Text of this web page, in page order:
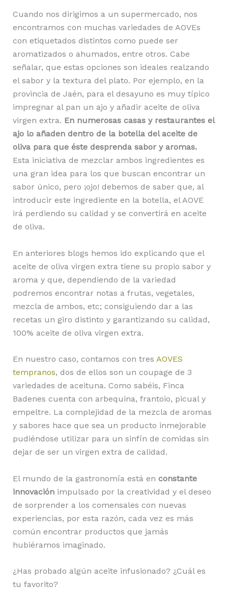
Cuando nos dirigimos a un supermercado, nos
encontramos con muchas variedades de AOVEs
con etiquetados distintos como puede ser
aromatizados o ahumados, entre otros. Cabe
señalar, que estas opciones son ideales realzando
el sabor y la textura del plato. Por ejemplo, en la
provincia de Jaén, para el desayuno es muy típico
impregnar al pan un ajo y añadir aceite de oliva
virgen extra. En numerosas casas y restaurantes el
ajo lo añaden dentro de la botella del aceite de
oliva para que éste desprenda sabor y aromas.
Esta iniciativa de mezclar ambos ingredientes es
una gran idea para los que buscan encontrar un
sabor único, pero ¡ojo! debemos de saber que, al
introducir este ingrediente en la botella, el AOVE
irá perdiendo su calidad y se convertirá en aceite
de oliva.
En anteriores blogs hemos ido explicando que el
aceite de oliva virgen extra tiene su propio sabor y
aroma y que, dependiendo de la variedad
podremos encontrar notas a frutas, vegetales,
mezcla de ambos, etc; consiguiendo dar a las
recetas un giro distinto y garantizando su calidad,
100% aceite de oliva virgen extra.
En nuestro caso, contamos con tres AOVES
tempranos, dos de ellos son un coupage de 3
variedades de aceituna. Como sabéis, Finca
Badenes cuenta con arbequina, frantoio, picual y
empeltre. La complejidad de la mezcla de aromas
y sabores hace que sea un producto inmejorable
pudiéndose utilizar para un sinfín de comidas sin
dejar de ser un virgen extra de calidad.
El mundo de la gastronomía está en constante
innovaciónimpulsado por la creatividad y el deseo
de sorprender a los comensales con nuevas
experiencias, por esta razón, cada vez es más
común encontrar productos que jamás
hubiéramos imaginado.
¿Has probado algún aceite infusionado? ¿Cuál es
tu favorito?